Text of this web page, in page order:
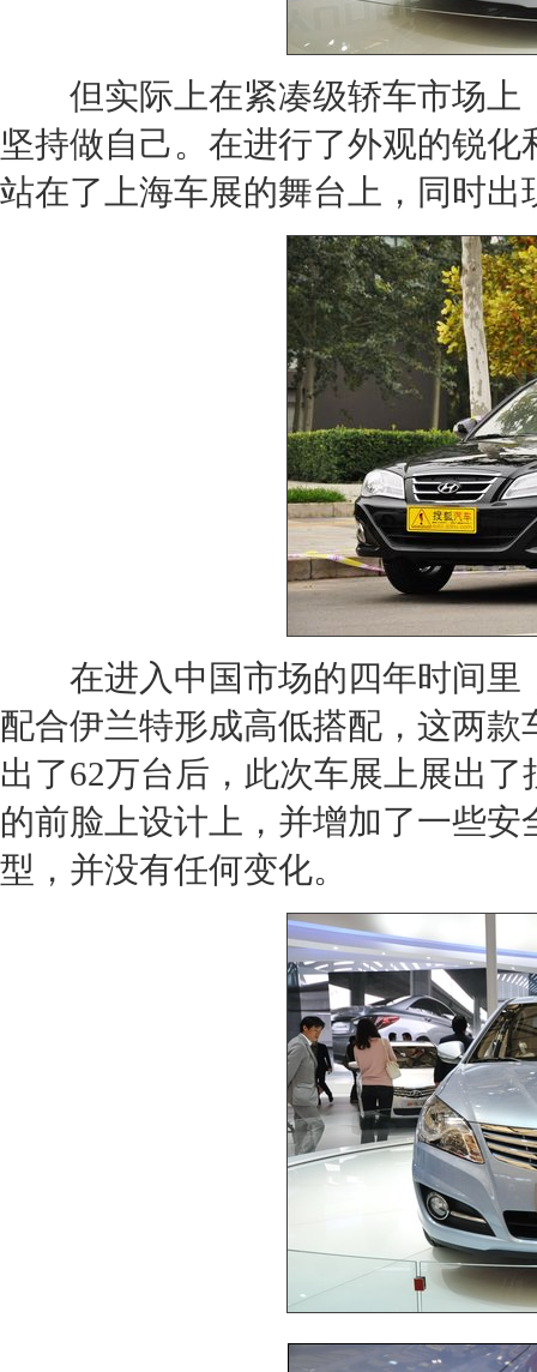
但实际上在紧凑级轿车市场上
坚持做自己。在进行了外观的锐
站在了 上海车展的舞台上，同时出
在进入中国市场的四年时间里
配合伊兰特形成高低搭配，这两款
出了62万台后，此次车展上展出了
的前脸上设计上，并增加了一些安
型，并没有任何变化。